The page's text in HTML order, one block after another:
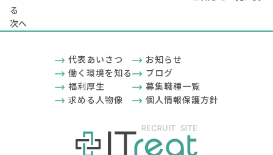
る
次へ
代表あいさつ
働く環境を知る
福利厚生
求める人物像
お知らせ
ブログ
募集職種一覧
個人情報保護方針